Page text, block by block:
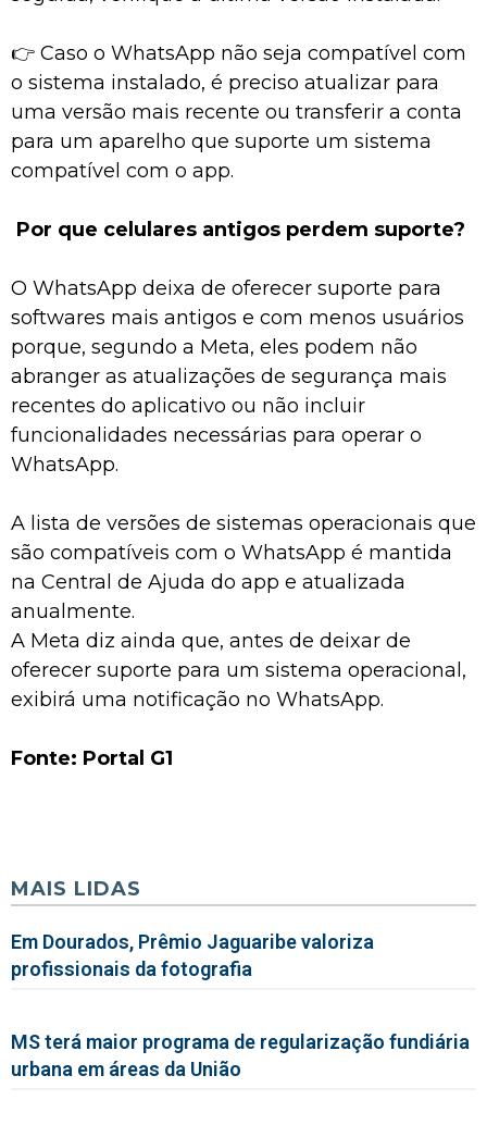
👉 Caso o WhatsApp não seja compatível com
o sistema instalado, é preciso atualizar para
uma versão mais recente ou transferir a conta
para um aparelho que suporte um sistema
compatível com o app.
Por que celulares antigos perdem suporte?
O WhatsApp deixa de oferecer suporte para
softwares mais antigos e com menos usuários
porque, segundo a Meta, eles podem não
abranger as atualizações de segurança mais
recentes do aplicativo ou não incluir
funcionalidades necessárias para operar o
WhatsApp.
A lista de versões de sistemas operacionais que
são compatíveis com o WhatsApp é mantida
na Central de Ajuda do app e atualizada
anualmente.
A Meta diz ainda que, antes de deixar de
oferecer suporte para um sistema operacional,
exibirá uma notificação no WhatsApp.
Fonte: Portal G1
MAIS LIDAS
Em Dourados, Prêmio Jaguaribe valoriza
profissionais da fotografia
MS terá maior programa de regularização fundiária
urbana em áreas da União